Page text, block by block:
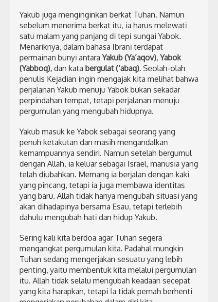
Yakub juga menginginkan berkat Tuhan. Namun
sebelum menerima berkat itu, ia harus melewati
satu malam yang panjang di tepi sungai Yabok.
Menariknya, dalam bahasa Ibrani terdapat
permainan bunyi antaraYakub (Ya’aqov),Yabok
(Yabboq), dan kata bergulat (‘abaq). Seolah-olah
penulis Kejadian ingin mengajak kita melihat bahwa
perjalanan Yakub menuju Yabok bukan sekadar
perpindahan tempat, tetapi perjalanan menuju
pergumulan yang mengubah hidupnya.
Yakub masuk ke Yabok sebagai seorang yang
penuh ketakutan dan masih mengandalkan
kemampuannya sendiri. Namun setelah bergumul
dengan Allah, ia keluar sebagai Israel, manusia yang
telah diubahkan. Memang ia berjalan dengan kaki
yang pincang, tetapi ia juga membawa identitas
yang baru. Allah tidak hanya mengubah situasi yang
akan dihadapinya bersama Esau, tetapi terlebih
dahulu mengubah hati dan hidup Yakub.
Sering kali kita berdoa agar Tuhan segera
mengangkat pergumulan kita. Padahal mungkin
Tuhan sedang mengerjakan sesuatu yang lebih
penting, yaitu membentuk kita melalui pergumulan
itu. Allah tidak selalu mengubah keadaan secepat
yang kita harapkan, tetapi Ia tidak pernah berhenti